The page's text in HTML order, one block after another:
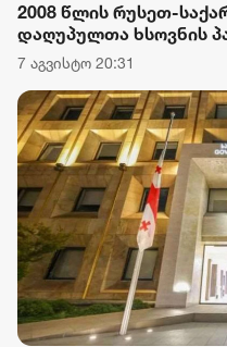
2008 წლის რუსეთ-
დაღუპულთა ხსოვნის
საქართველოს
სახელმწიფო დროშა
7 აგვისტო 20:31